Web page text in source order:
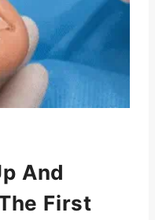
And
First